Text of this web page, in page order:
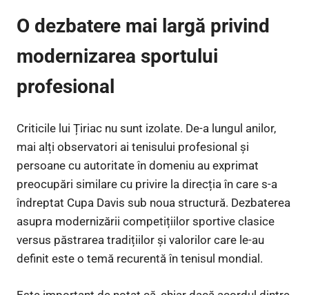
O dezbatere mai largă privind
modernizarea sportului
profesional
Criticile lui Țiriac nu sunt izolate. De-a lungul anilor,
mai alți observatori ai tenisului profesional și
persoane cu autoritate în domeniu au exprimat
preocupări similare cu privire la direcția în care s-a
îndreptat Cupa Davis sub noua structură. Dezbaterea
asupra modernizării competițiilor sportive clasice
versus păstrarea tradițiilor și valorilor care le-au
definit este o temă recurentă în tenisul mondial.